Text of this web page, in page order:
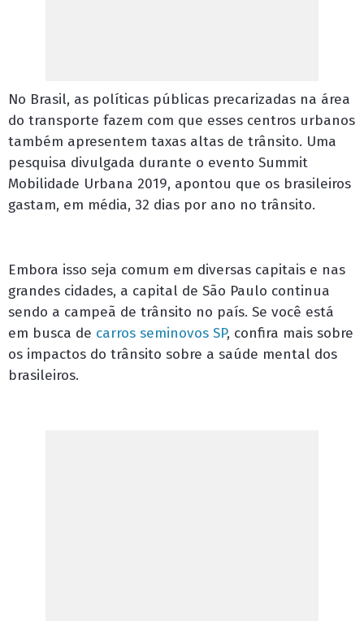
No Brasil, as políticas públicas precarizadas na área
do transporte fazem com que esses centros urbanos
também apresentem taxas altas de trânsito. Uma
pesquisa divulgada durante o evento Summit
Mobilidade Urbana 2019, apontou que os brasileiros
gastam, em média, 32 dias por ano no trânsito.
Embora isso seja comum em diversas capitais e nas
grandes cidades, a capital de São Paulo continua
sendo a campeã de trânsito no país. Se você está
em busca de carros seminovos SP, confira mais sobre
os impactos do trânsito sobre a saúde mental dos
brasileiros.